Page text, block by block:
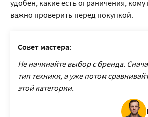
удобен, какие есть ограничения,
важно проверить перед покупкой.
Совет мастера:
Не начинайте выбор с бренда.
тип техники, а уже потом
этой категории.